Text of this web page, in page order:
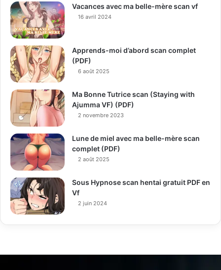
Vacances avec ma belle-mère scan vf
16 avril 2024
Apprends-moi d’abord scan complet
(PDF)
6 août 2025
Ma Bonne Tutrice scan (Staying with
Ajumma VF) (PDF)
2 novembre 2023
Lune de miel avec ma belle-mère scan
complet (PDF)
2 août 2025
Sous Hypnose scan hentai gratuit PDF en
Vf
2 juin 2024